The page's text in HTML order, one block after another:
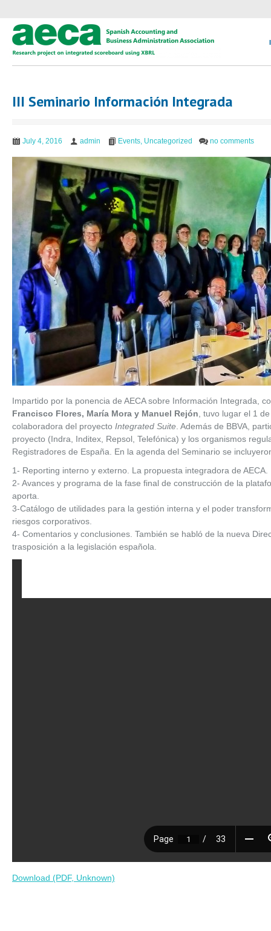
III Seminario Información Integrada
July 4, 2016 admin Events, Uncategorized no comments
Impartido por la ponencia de AECA sobre Información Integrada,
Francisco Flores, María Mora y Manuel Rejón , tuvo lugar el 1
colaboradora del proyecto Integrated Suite . Además de BBVA,
proyecto (Indra, Inditex, Repsol, Telefónica) y los organismos
Registradores de España. En la agenda del Seminario se
1- Reporting interno y externo. La propuesta integradora de AECA.
2- Avances y programa de la fase final de construcción de la
aporta.
3-Catálogo de utilidades para la gestión interna y el poder
riesgos corporativos.
4- Comentarios y conclusiones. También se habló de la nueva
trasposición a la legislación española.
Download (PDF, Unknown)